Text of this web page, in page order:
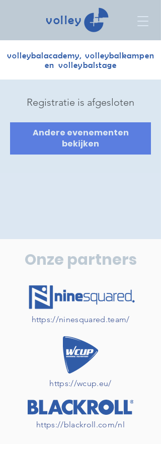
volley
volleybalacademy, volleybalkampen
en volleybalstage
Registratie is afgesloten
Andere evenementen
bekijken
Onze partners
https://ninesquared.team/
https://wcup.eu/
https://blackroll.com/nl